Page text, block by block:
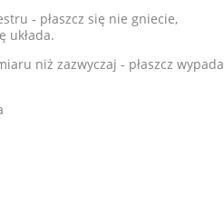
- płaszcz się nie gniecie,
układa.
niż zazwyczaj - płaszcz wypada